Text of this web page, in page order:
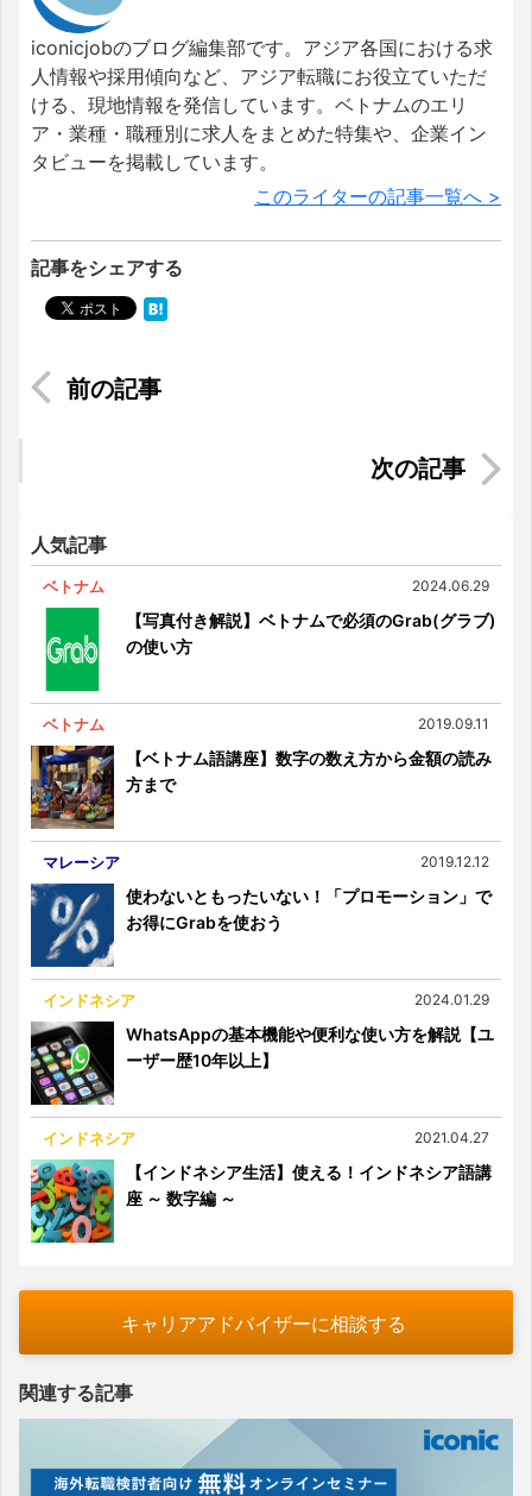
iconicjobのブログ編集部です。アジア各国における求
人情報や採用傾向など、アジア転職にお役立ていただ
ける、現地情報を発信しています。ベトナムのエリ
ア・業種・職種別に求人をまとめた特集や、企業イン
タビューを掲載しています。
このライターの記事一覧へ >
記事をシェアする
インドネシアでも信頼の日本製！必要不可欠な電
【実録】ベトナム1ヶ月の生活費！：20代後半女性
人気記事
ベトナム 2024.06.29
【写真付き解説】ベトナムで必須のGrab(グラブ)
の使い方
ベトナム 2019.09.11
【ベトナム語講座】数字の数え方から金額の読み
方まで
マレーシア 2019.12.12
使わないともったいない！「プロモーション」で
お得にGrabを使おう
インドネシア 2024.01.29
WhatsAppの基本機能や便利な使い方を解説【ユ
ーザー歴10年以上】
インドネシア 2021.04.27
【インドネシア生活】使える！インドネシア語講
座 ～ 数字編 ～
キャリアアドバイザーに相談する
関連する記事